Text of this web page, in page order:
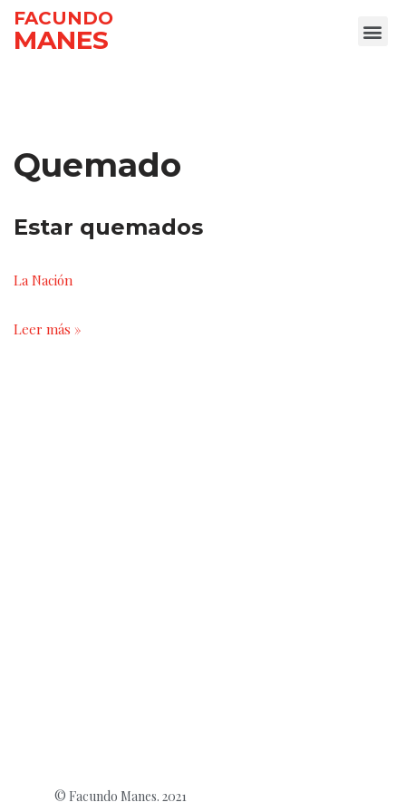
Ir
FACUNDO
MANES
Quemado
Estar quemados
La Nación
Leer más »
© Facundo Manes. 2021